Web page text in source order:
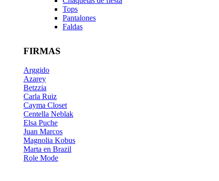
Tops
Pantalones
Faldas
FIRMAS
Arggido
Azarey
Betzzia
Carla Ruiz
Cayma Closet
Centella Neblak
Elsa Puche
Juan Marcos
Magnolia Kobus
Marta en Brazil
Role Mode